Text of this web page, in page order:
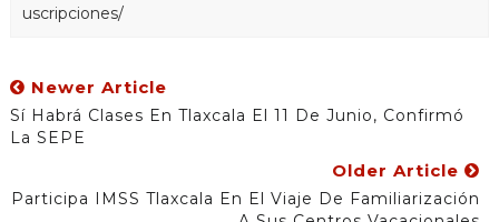
uscripciones/
Newer Article
Sí Habrá Clases En Tlaxcala El 11 De Junio, Confirmó
La SEPE
Older Article
Participa IMSS Tlaxcala En El Viaje De Familiarización